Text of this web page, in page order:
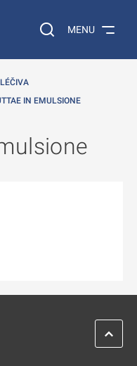
Vyhledávání na
MENU
LÉČIVA
IN EMULSIONE
kartě
na nové kartě
ZPĚT